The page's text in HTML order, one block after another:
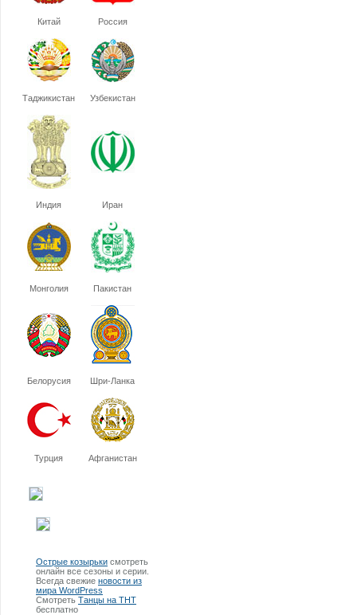
Китай Россия
Таджикистан Узбекистан
Индия Иран
Монголия Пакистан
Белорусия Шри-Ланка
Турция Афганистан
Острые козырьки смотреть
онлайн все сезоны и серии.
Всегда свежие новости из
мира WordPress
Смотреть Танцы на ТНТ
бесплатно